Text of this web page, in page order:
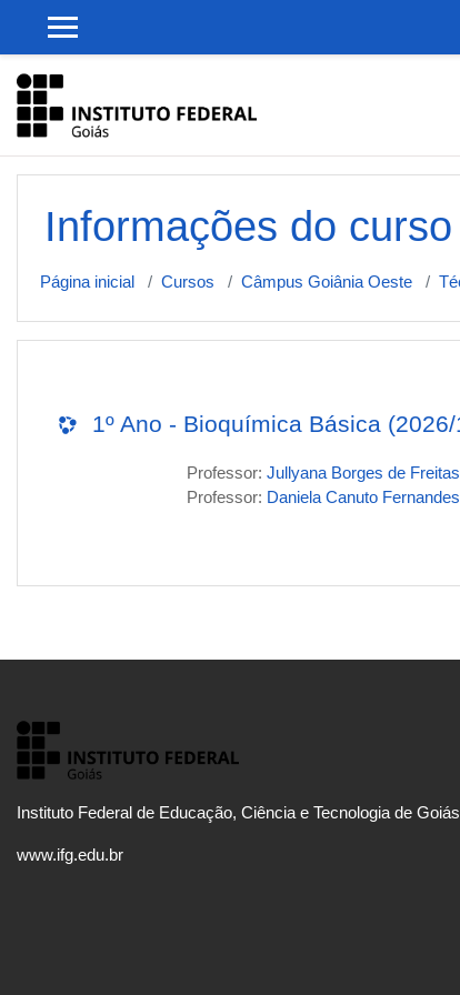
Informações do curso
Página inicial Cursos Câmpus Goiânia Oeste
1º Ano - Bioquímica Básica (2026/
Professor: Jullyana Borges de Freitas
Professor: Daniela Canuto
Instituto Federal de Educação, Ciência e Tecnologia de Goiás
www.ifg.edu.br